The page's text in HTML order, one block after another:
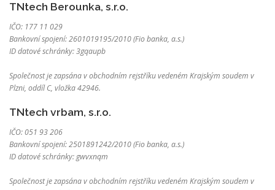
TNtech Berounka, s.r.o.
IČO: 177 11 029
Bankovní spojení: 2601019195/2010 (Fio banka, a.s.)
ID datové schránky: 3gqaupb
Společnost je zapsána v obchodním rejstříku vedeném Krajským soudem v
Plzni, oddíl C, vložka 42946.
TNtech vrbam, s.r.o.
IČO: 051 93 206
Bankovní spojení: 2501891242/2010 (Fio banka, a.s.)
ID datové schránky: gwvxnqm
Společnost je zapsána v obchodním rejstříku vedeném Krajským soudem v